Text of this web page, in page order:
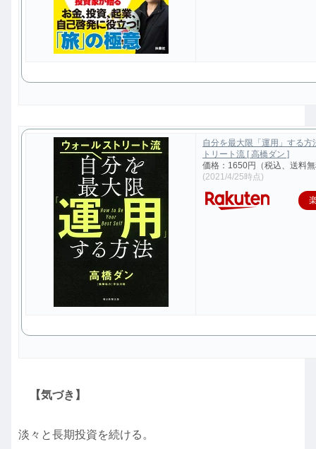
自分を最大限「運用」する方
トリート流 [ 高橋ダン ]
価格：1650円（税込、送料
(2021/4/25時点)
【気づき】
淡々と長期投資を続ける。